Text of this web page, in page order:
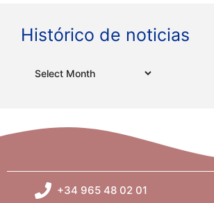
Histórico de noticias
+34 965 48 02 01